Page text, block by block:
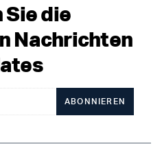
Sie die
Nachrichten
ABONNIEREN